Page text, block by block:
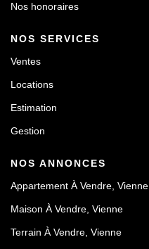
Nos honoraires
NOS SERVICES
Ventes
Locations
Estimation
Gestion
NOS ANNONCES
Appartement À Vendre, Vienne
Maison À Vendre, Vienne
Terrain À Vendre, Vienne